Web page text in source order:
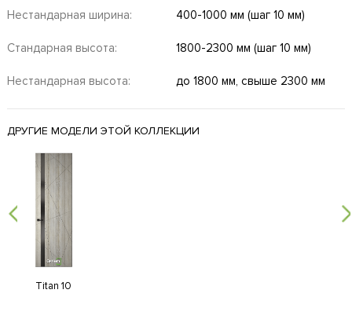
Нестандарная ширина: 400-1000 мм (шаг 10 мм)
Стандарная высота: 1800-2300 мм (шаг 10 мм)
Нестандарная высота: до 1800 мм, свыше 2300 мм
ДРУГИЕ МОДЕЛИ ЭТОЙ КОЛЛЕКЦИИ
Titan 10